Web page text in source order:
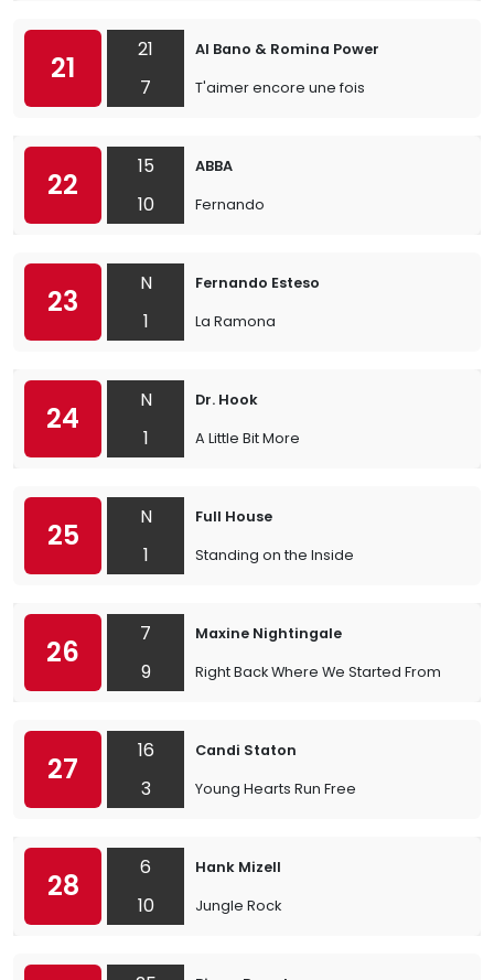
21
21
7
Al Bano & Romina Power
T'aimer encore une fois
22
15
10
ABBA
Fernando
23
N
1
Fernando Esteso
La Ramona
24
N
1
Dr. Hook
A Little Bit More
25
N
1
Full House
Standing on the Inside
26
7
9
Maxine Nightingale
Right Back Where We Started From
27
16
3
Candi Staton
Young Hearts Run Free
28
6
10
Hank Mizell
Jungle Rock